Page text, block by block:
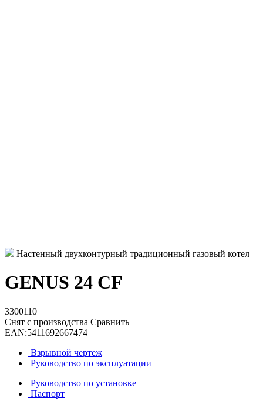
Настенный двухконтурный традиционный газовый котел
GENUS 24 CF
3300110
Снят с производства Сравнить
EAN:5411692667474
Взрывной чертеж
Руководство по эксплуатации
Руководство по установке
Паспорт